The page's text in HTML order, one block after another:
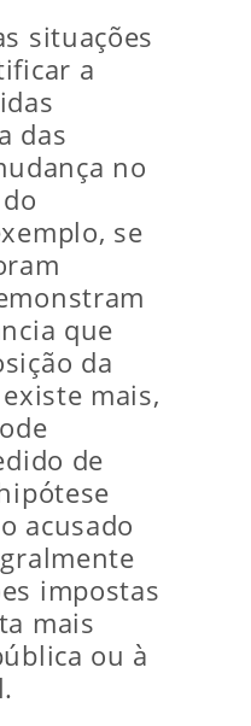
situações
a
das
no
se
que
da
mais,
de
acusado
impostas
mais
ou à